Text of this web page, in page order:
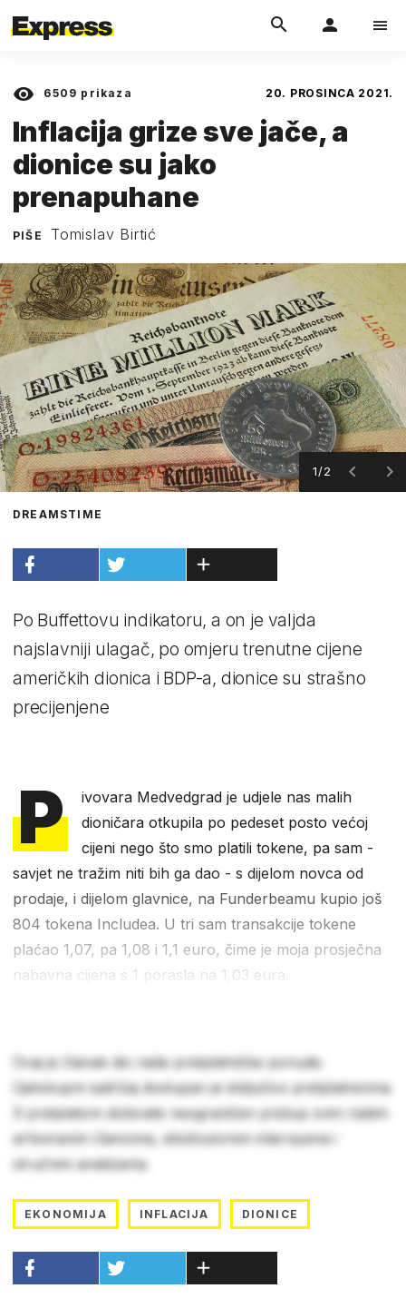
6509 prikaza 20. PROSINCA 2021.
Inflacija grize sve jače, a
dionice su jako
prenapuhane
PIŠE Tomislav Birtić
1/2
DREAMSTIME
Po Buffettovu indikatoru, a on je valjda
najslavniji ulagač, po omjeru trenutne cijene
američkih dionica i BDP-a, dionice su strašno
precijenjene
P
ivovara Medvedgrad je udjele nas malih
dioničara otkupila po pedeset posto većoj
cijeni nego što smo platili tokene, pa sam -
savjet ne tražim niti bih ga dao - s dijelom novca od
prodaje, i dijelom glavnice, na Funderbeamu kupio još
804 tokena Includea. U tri sam transakcije tokene
plaćao 1,07, pa 1,08 i 1,1 euro, čime je moja prosječna
nabavna cijena s 1 porasla na 1,03 eura.
Ovaj je članak dio naše pretplatničke ponude.
Cjelokupni sadržaj dostupan je isključivo pretplatnicima.
S pretplatom dobivate neograničen pristup svim našim
arhiviranim člancima, ekskluzivnim intervjuima i
stručnim analizama.
EKONOMIJA INFLACIJA DIONICE